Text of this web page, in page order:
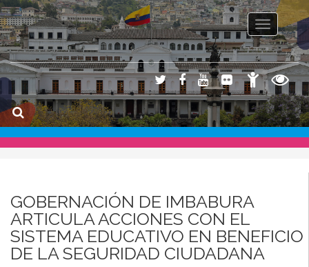
Toggle
GOBERNACIÓN DE IMBABURA
ARTICULA ACCIONES CON EL
SISTEMA EDUCATIVO EN BENEFICIO
DE LA SEGURIDAD CIUDADANA